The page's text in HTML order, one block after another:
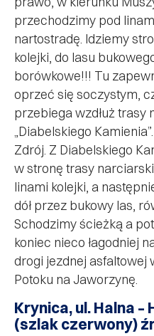
przechodzimy pod
nartostradę. Idziemy
kolejki, do lasu
borówkowe!!! Tu
oprzeć się soczystym,
przebiega wzdłuż trasy
„Diabelskiego
Zdrój. Z Diabelskiego
w stronę trasy
linami kolejki, a
dół przez bukowy las,
Schodzimy ścieżką a
koniec nieco łagodniej
drogi jezdnej asfaltowej
Potoku na Jaworzynę.
Krynica, ul. Halna –
(szlak czerwony)